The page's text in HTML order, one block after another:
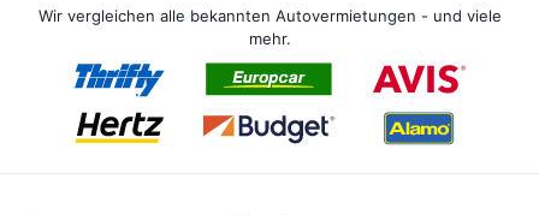
Wir vergleichen alle bekannten Autovermietungen - und viele
mehr.